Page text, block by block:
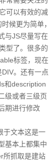
可以有效的减
候更为简单，
与JS尽量写在
型了。很多的
标签，现在
。还有一点
和description
级或者三级页
期进行修改
文本这是一
基本上都集中
所抓取是建站